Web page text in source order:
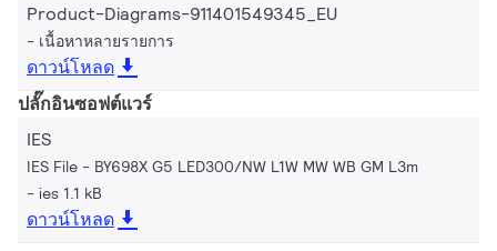
Product-Diagrams-911401549345_EU
เนื้อหาหลายรายการ
ดาวน์โหลด
ปลั๊กอินซอฟต์แวร์
IES
IES File - BY698X G5 LED300/NW L1W MW WB GM L3m
ies 1.1 kB
ดาวน์โหลด